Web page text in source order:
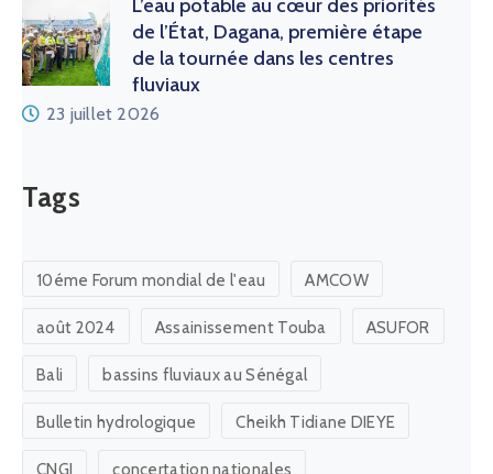
de l’État, Dagana, première étape
de la tournée dans les centres
fluviaux
23 juillet 2026
Tags
10éme Forum mondial de l'eau AMCOW
août 2024 Assainissement Touba ASUFOR
Bali bassins fluviaux au Sénégal
Bulletin hydrologique Cheikh Tidiane DIEYE
CNGI concertation nationales